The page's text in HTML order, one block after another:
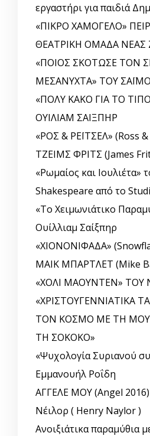
εργαστήρι για παιδιά
«ΠΙΚΡΟ ΧΑΜΟΓΕΛΟ»
ΘΕΑΤΡΙΚΗ ΟΜΑΔΑ ΝΕΑΣ
«ΠΟΙΟΣ ΣΚΟΤΩΣΕ ΤΟΝ
ΜΕΣΑΝΥΧΤΑ» ΤΟΥ
«ΠΟΛΥ ΚΑΚΟ ΓΙΑ ΤΟ
ΟΥΙΛΙΑΜ ΣΑΙΞΠΗΡ
«ΡΟΣ & ΡΕΪΤΣΕΛ» (Ross
ΤΖΕΙΜΣ ΦΡΙΤΣ (James
«Ρωμαίος και Ιουλιέτα»
Shakespeare από το
«Το Χειμωνιάτικο
Ουίλλιαμ Σαίξπηρ
«ΧΙΟΝΟΝΙΦΑΔΑ»
ΜΑΙΚ ΜΠΑΡΤΛΕΤ (Mike
«ΧΟΛΙ ΜΑΟΥΝΤΕΝ» ΤΟΥ
«ΧΡΙΣΤΟΥΓΕΝΝΙΑΤΙΚΑ
ΤΟΝ ΚΟΣΜΟ ΜΕ ΤΗ
ΤΗ ΣΟΚΟΚΟ»
«Ψυχολογία Συριανού
Εμμανουήλ Ροΐδη
ΑΓΓΕΛΕ ΜΟΥ (Angel 2016)
Νέιλορ ( Henry Naylor )
Ανοιξιάτικα παραμύθια